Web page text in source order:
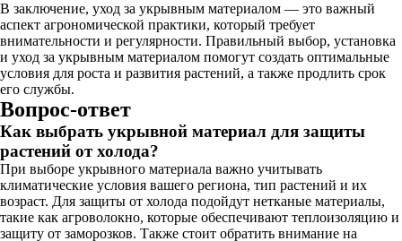
В заключение, уход за укрывным материалом — это важный
аспект агрономической практики, который требует
внимательности и регулярности. Правильный выбор, установка
и уход за укрывным материалом помогут создать оптимальные
условия для роста и развития растений, а также продлить срок
его службы.
Вопрос-ответ
Как выбрать укрывной материал для защиты
растений от холода?
При выборе укрывного материала важно учитывать
климатические условия вашего региона, тип растений и их
возраст. Для защиты от холода подойдут нетканые материалы,
такие как агроволокно, которые обеспечивают теплоизоляцию и
защиту от заморозков. Также стоит обратить внимание на